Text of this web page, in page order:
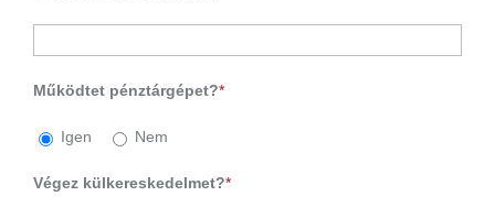
Működtet pénztárgépet?*
Igen Nem
Végez külkereskedelmet?*